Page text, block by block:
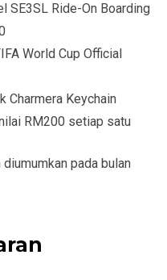
SE3SL Ride-On Boarding
World Cup Official
Charmera Keychain
RM200 setiap satu
pada bulan